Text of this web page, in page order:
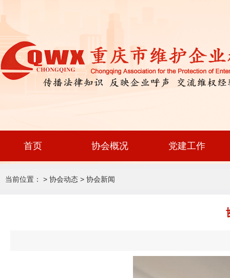
首页 协会概况 党建工作
当前位置： > 协会动态 > 协会新闻